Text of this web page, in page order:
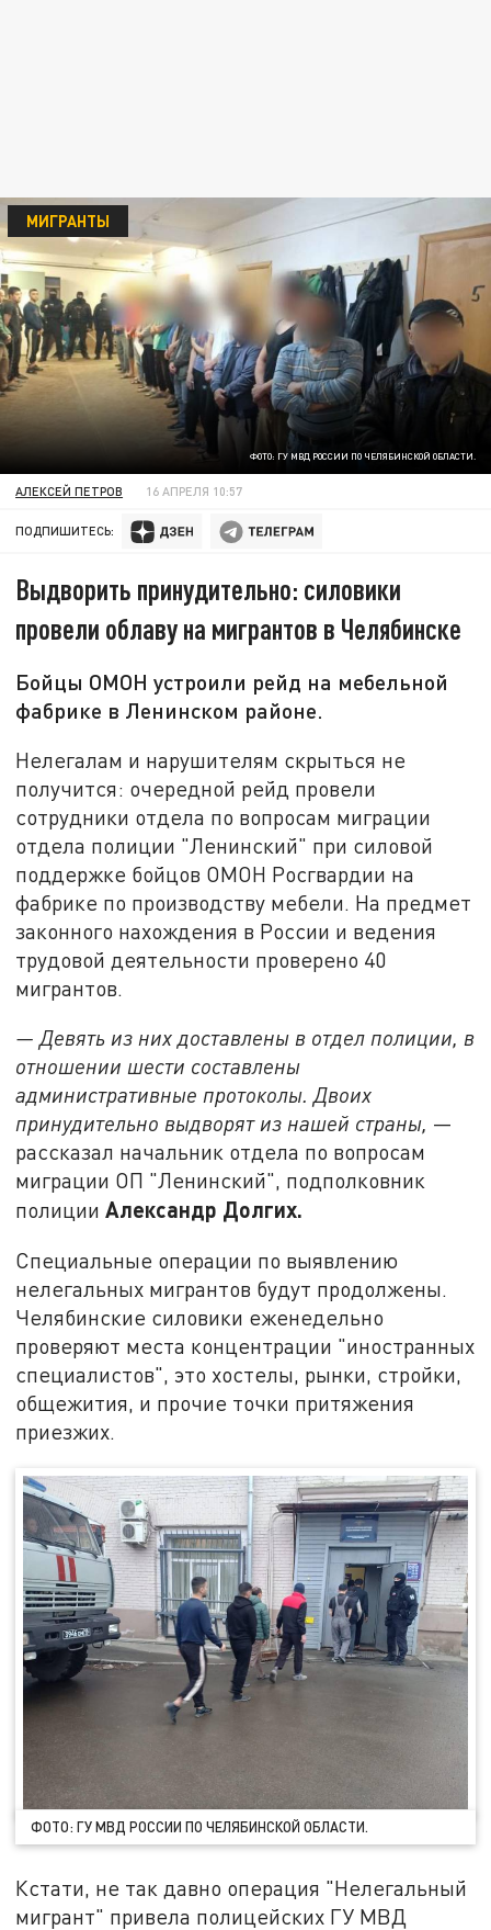
ФОТО: ГУ МВД РОССИИ ПО ЧЕЛЯБИНСКОЙ ОБЛАСТИ.
МИГРАНТЫ
АЛЕКСЕЙ ПЕТРОВ 16 АПРЕЛЯ 10:57
ПОДПИШИТЕСЬ:
Выдворить принудительно: силовики
провели облаву на мигрантов в Челябинске
Бойцы ОМОН устроили рейд на мебельной
фабрике в Ленинском районе.
Нелегалам и нарушителям скрыться не
получится: очередной рейд провели
сотрудники отдела по вопросам миграции
отдела полиции "Ленинский" при силовой
поддержке бойцов ОМОН Росгвардии на
фабрике по производству мебели. На предмет
законного нахождения в России и ведения
трудовой деятельности проверено 40
мигрантов.
— Девять из них доставлены в отдел полиции, в
отношении шести составлены
административные протоколы. Двоих
принудительно выдворят из нашей страны, —
рассказал начальник отдела по вопросам
миграции ОП "Ленинский", подполковник
полицииАлександр Долгих.
Специальные операции по выявлению
нелегальных мигрантов будут продолжены.
Челябинские силовики еженедельно
проверяют места концентрации "иностранных
специалистов", это хостелы, рынки, стройки,
общежития, и прочие точки притяжения
приезжих.
ФОТО: ГУ МВД РОССИИ ПО ЧЕЛЯБИНСКОЙ ОБЛАСТИ.
Кстати, не так давно операция "Нелегальный
мигрант" привела полицейских ГУ МВД